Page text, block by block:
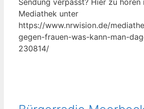
Mediathek unter
https://www.nrwision.de/
gegen-frauen-was-kann-man-
230814/